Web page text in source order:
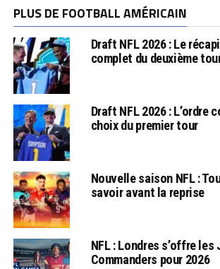
PLUS DE FOOTBALL AMÉRICAIN
Draft NFL 2026 : Le
complet du deuxième
Draft NFL 2026 : L’ordre
choix du premier tour
Nouvelle saison NFL :
savoir avant la reprise
NFL : Londres s’offre
Commanders pour 2026